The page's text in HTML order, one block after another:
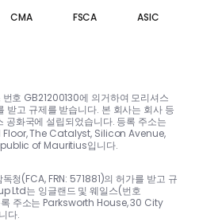
CMA FSCA ASIC
호 GB21200130에 의거하여 모리셔스
받고 규제를 받습니다. 본 회사는 회사 등
화국에 설립되었습니다. 등록 주소는
The Catalyst, Silicon Avenue,
of Mauritius입니다.
청(FCA, FRN: 571881)의 허가를 받고 규
Ltd는 잉글랜드 및 웨일스(번호
주소는 Parksworth House, 30 City
다.